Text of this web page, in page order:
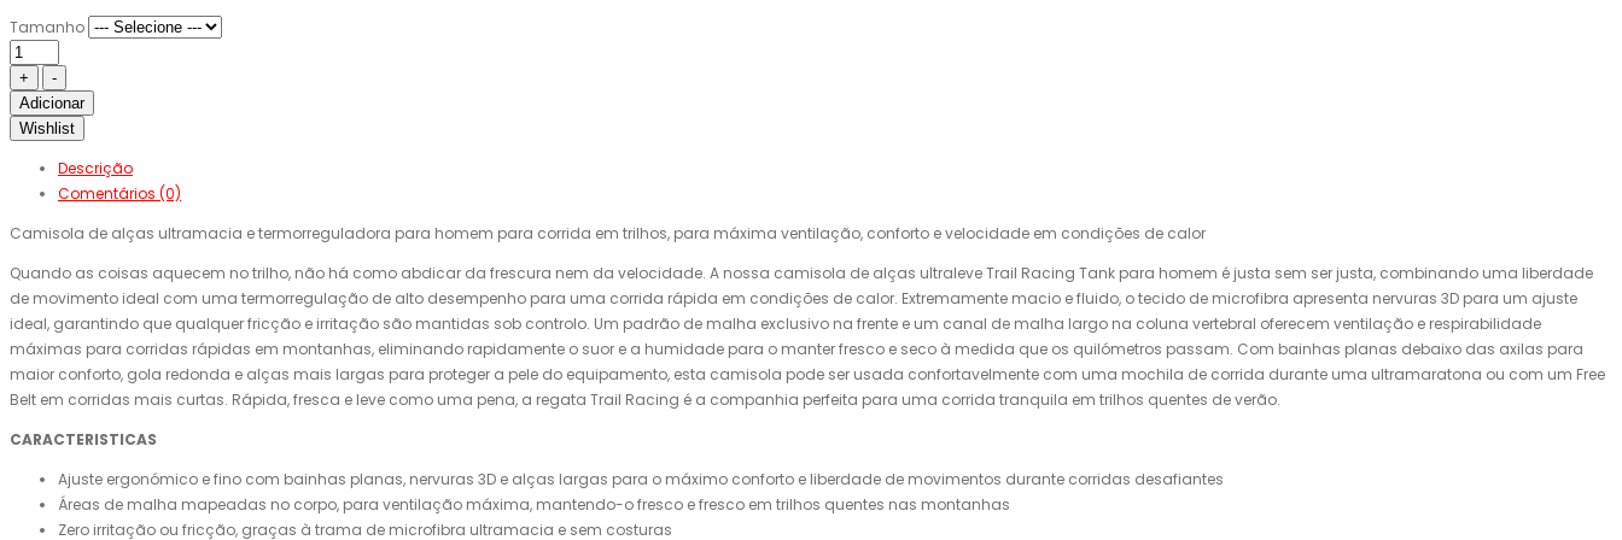
Tamanho
Adicionar
Wishlist
Descrição
Comentários (0)
Camisola de alças ultramacia e termorreguladora para homem para corrida em trilhos, para máxima ventilação, conforto e velocidade em condições de calor
Quando as coisas aquecem no trilho, não há como abdicar da frescura nem da velocidade. A nossa camisola de alças ultraleve Trail Racing Tank para homem é justa sem ser justa, combinando uma liberdade
de movimento ideal com uma termorregulação de alto desempenho para uma corrida rápida em condições de calor. Extremamente macio e fluido, o tecido de microfibra apresenta nervuras 3D para um ajuste
ideal, garantindo que qualquer fricção e irritação são mantidas sob controlo. Um padrão de malha exclusivo na frente e um canal de malha largo na coluna vertebral oferecem ventilação e respirabilidade
máximas para corridas rápidas em montanhas, eliminando rapidamente o suor e a humidade para o manter fresco e seco à medida que os quilómetros passam. Com bainhas planas debaixo das axilas para
maior conforto, gola redonda e alças mais largas para proteger a pele do equipamento, esta camisola pode ser usada confortavelmente com uma mochila de corrida durante uma ultramaratona ou com um Free
Belt em corridas mais curtas. Rápida, fresca e leve como uma pena, a regata Trail Racing é a companhia perfeita para uma corrida tranquila em trilhos quentes de verão.
CARACTERISTICAS
Ajuste ergonómico e fino com bainhas planas, nervuras 3D e alças largas para o máximo conforto e liberdade de movimentos durante corridas desafiantes
Áreas de malha mapeadas no corpo, para ventilação máxima, mantendo-o fresco e fresco em trilhos quentes nas montanhas
Zero irritação ou fricção, graças à trama de microfibra ultramacia e sem costuras